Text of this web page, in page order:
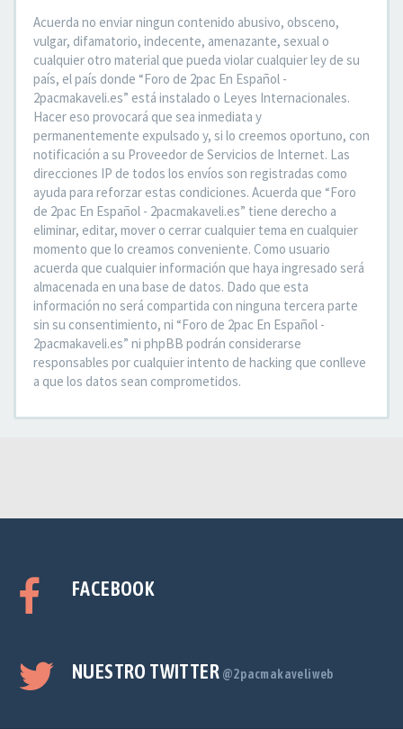
Acuerda no enviar ningun contenido abusivo, obsceno,
vulgar, difamatorio, indecente, amenazante, sexual o
cualquier otro material que pueda violar cualquier ley de su
país, el país donde “Foro de 2pac En Español -
2pacmakaveli.es” está instalado o Leyes Internacionales.
Hacer eso provocará que sea inmediata y
permanentemente expulsado y, si lo creemos oportuno, con
notificación a su Proveedor de Servicios de Internet. Las
direcciones IP de todos los envíos son registradas como
ayuda para reforzar estas condiciones. Acuerda que “Foro
de 2pac En Español - 2pacmakaveli.es” tiene derecho a
eliminar, editar, mover o cerrar cualquier tema en cualquier
momento que lo creamos conveniente. Como usuario
acuerda que cualquier información que haya ingresado será
almacenada en una base de datos. Dado que esta
información no será compartida con ninguna tercera parte
sin su consentimiento, ni “Foro de 2pac En Español -
2pacmakaveli.es” ni phpBB podrán considerarse
responsables por cualquier intento de hacking que conlleve
a que los datos sean comprometidos.
FACEBOOK
NUESTRO TWITTER @2pacmakaveliweb